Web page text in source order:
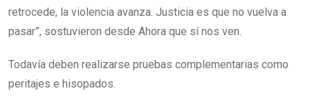
retrocede, la violencia avanza. Justicia es que no vuelva a
pasar”, sostuvieron desde Ahora que sí nos ven.
Todavía deben realizarse pruebas complementarias como
peritajes e hisopados.